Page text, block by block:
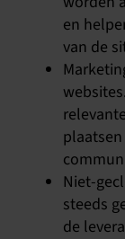
en
van de
Niet-
steeds
de